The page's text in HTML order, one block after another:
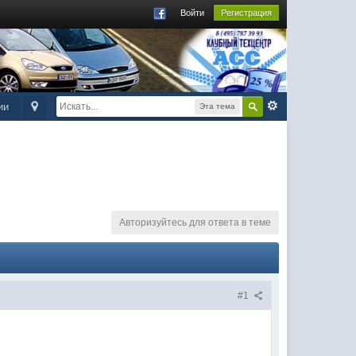
Войти Регистрация
Эта тема
Авторизуйтесь для ответа в теме
#1